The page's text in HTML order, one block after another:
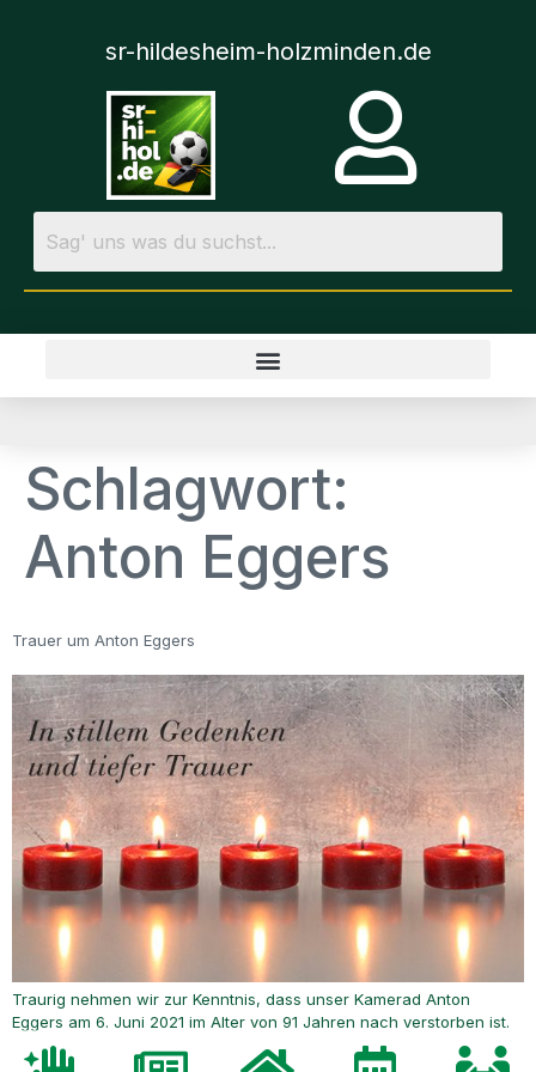
sr-hildesheim-holzminden.de
Schlagwort:
Anton Eggers
Trauer um Anton Eggers
Traurig nehmen wir zur Kenntnis, dass unser Kamerad Anton
Eggers am 6. Juni 2021 im Alter von 91 Jahren nach verstorben ist.
Anton war seit 1967 Schiedsrichter und Mitglied der SR-Vereinigung.
Unser aufrichtiges Mitgefühl gilt seinen Angehörigen. Die